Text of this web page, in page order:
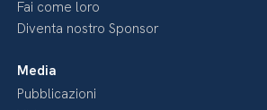
Fai come loro
Diventa nostro Sponsor
Media
Pubblicazioni